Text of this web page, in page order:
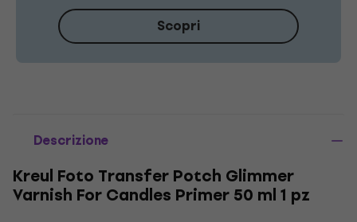
Scopri
Descrizione
Kreul Foto Transfer Potch Glimmer
Varnish For Candles Primer 50 ml 1 pz